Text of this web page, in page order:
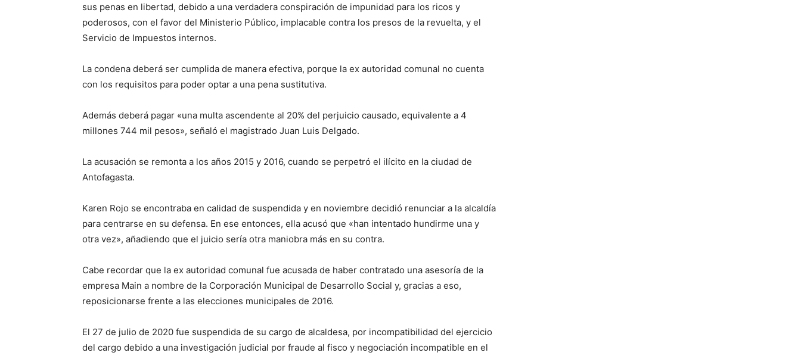
sus penas en libertad, debido a una verdadera conspiración de impunidad para los ricos y
poderosos, con el favor del Ministerio Público, implacable contra los presos de la revuelta, y el
Servicio de Impuestos internos.
La condena deberá ser cumplida de manera efectiva, porque la ex autoridad comunal no cuenta
con los requisitos para poder optar a una pena sustitutiva.
Además deberá pagar «una multa ascendente al 20% del perjuicio causado, equivalente a 4
millones 744 mil pesos», señaló el magistrado Juan Luis Delgado.
La acusación se remonta a los años 2015 y 2016, cuando se perpetró el ilícito en la ciudad de
Antofagasta.
Karen Rojo se encontraba en calidad de suspendida y en noviembre decidió renunciar a la alcaldía
para centrarse en su defensa. En ese entonces, ella acusó que «han intentado hundirme una y
otra vez», añadiendo que el juicio sería otra maniobra más en su contra.
Cabe recordar que la ex autoridad comunal fue acusada de haber contratado una asesoría de la
empresa Main a nombre de la Corporación Municipal de Desarrollo Social y, gracias a eso,
reposicionarse frente a las elecciones municipales de 2016.
El 27 de julio de 2020 fue suspendida de su cargo de alcaldesa, por incompatibilidad del ejercicio
del cargo debido a una investigación judicial por fraude al fisco y negociación incompatible en el